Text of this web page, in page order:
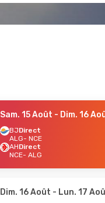
Sam. 15 Août - Dim. 16
BJDirect
ALG- NCE
AHDirect
NCE- ALG
Dim. 16 Août - Lun. 17